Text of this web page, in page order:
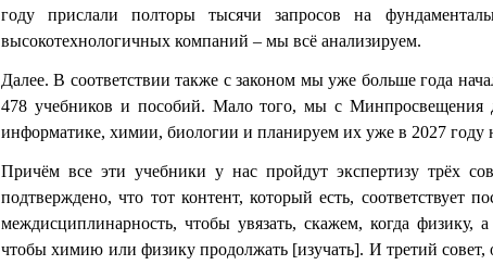
году прислали полторы тысячи запросов на
высокотехнологичных компаний – мы всё анализируем.
Далее. В соответствии также с законом мы уже больше года
478 учебников и пособий. Мало того, мы с Минпросвещения
информатике, химии, биологии и планируем их уже в 2027 году
Причём все эти учебники у нас пройдут экспертизу трёх
подтверждено, что тот контент, который есть,
междисциплинарность, чтобы увязать, скажем, когда физику,
чтобы химию или физику продолжать [изучать]. И третий